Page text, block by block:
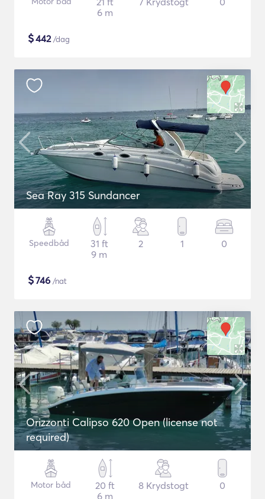
6 m
$442/dag
Sea Ray 315 Sundancer
Speedbåd
31 ft
9 m
2 1 0
$746 /nat
Orizzonti Calipso 620 Open (license not
required)
Motor båd
20 ft
6 m
8 Krydstogt 0